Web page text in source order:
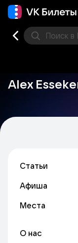
Поиск в
Alex
Статьи
Афиша
Места
О нас